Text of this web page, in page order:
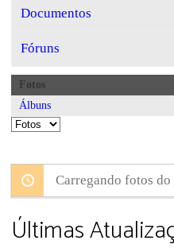
Documentos
Fóruns
Fotos
Álbuns
Carregando fotos
Últimas